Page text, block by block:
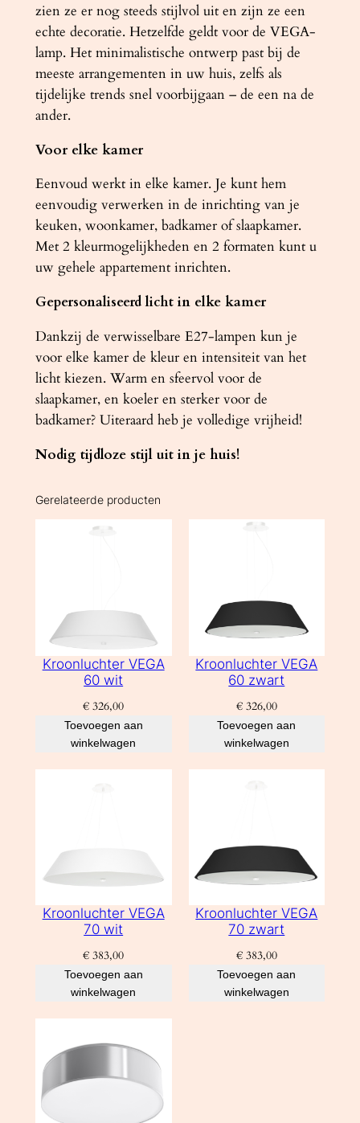
zien ze er nog steeds stijlvol uit en zijn ze een
echte decoratie. Hetzelfde geldt voor de VEGA-
lamp. Het minimalistische ontwerp past bij de
meeste arrangementen in uw huis, zelfs als
tijdelijke trends snel voorbijgaan – de een na de
ander.
Voor elke kamer
Eenvoud werkt in elke kamer. Je kunt hem
eenvoudig verwerken in de inrichting van je
keuken, woonkamer, badkamer of slaapkamer.
Met 2 kleurmogelijkheden en 2 formaten kunt u
uw gehele appartement inrichten.
Gepersonaliseerd licht in elke kamer
Dankzij de verwisselbare E27-lampen kun je
voor elke kamer de kleur en intensiteit van het
licht kiezen. Warm en sfeervol voor de
slaapkamer, en koeler en sterker voor de
badkamer? Uiteraard heb je volledige vrijheid!
Nodig tijdloze stijl uit in je huis!
Gerelateerde producten
Kroonluchter VEGA
60 wit
€ 326,00
Toevoegen aan
winkelwagen
Kroonluchter VEGA
60 zwart
€326,00
Toevoegen aan
winkelwagen
Kroonluchter VEGA
70 wit
€ 383,00
Toevoegen aan
winkelwagen
Kroonluchter VEGA
70 zwart
€383,00
Toevoegen aan
winkelwagen